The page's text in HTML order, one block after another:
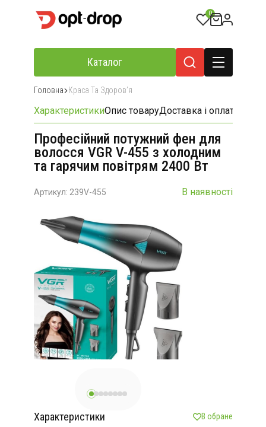
0
Каталог
Головна Краса Та Здоровʼя
ХарактеристикиОпис товаруДоставка і оплата
Професійний потужний фен для
волосся VGR V-455 з холодним
та гарячим повітрям 2400 Вт
Артикул: 239V-455 В наявності
Характеристики В обране